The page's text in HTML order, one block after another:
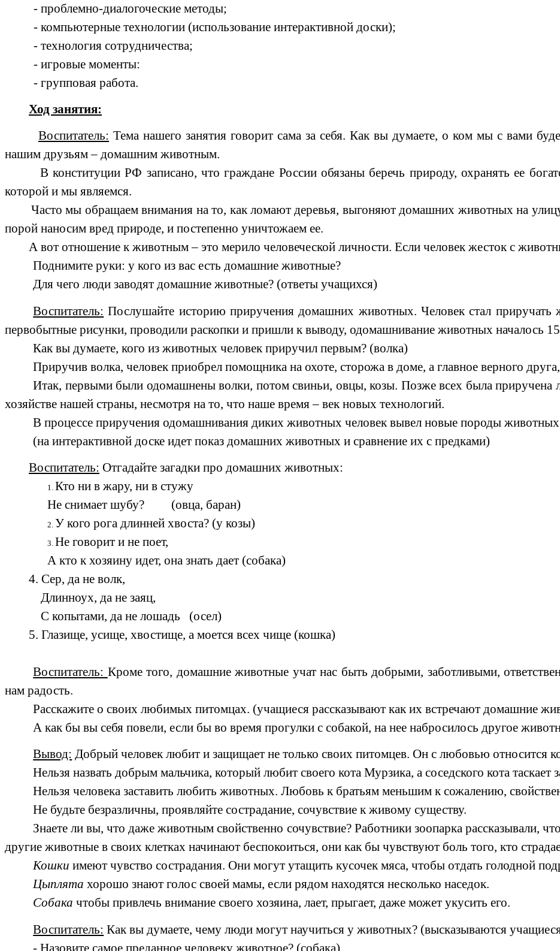
- проблемно-диалогоческие методы;
- компьютерные технологии (использование интерактивной доски);
- технология сотрудничества;
- игровые моменты:
- групповая работа.
Ход занятия:
Воспитатель: Тема нашего занятия говорит сама за себя. Как вы думаете, о ком мы с вами
нашим друзьям – домашним животным.
В конституции РФ записано, что граждане России обязаны беречь природу, охранять ее
которой и мы являемся.
Часто мы обращаем внимания на то, как ломают деревья, выгоняют домашних животных на
порой наносим вред природе, и постепенно уничтожаем ее.
А вот отношение к животным – это мерило человеческой личности. Если человек жесток с
Поднимите руки: у кого из вас есть домашние животные?
Для чего люди заводят домашние животные? (ответы учащихся)
Воспитатель: Послушайте историю приручения домашних животных. Человек стал приручать
первобытные рисунки, проводили раскопки и пришли к выводу, одомашнивание животных началось 15
Как вы думаете, кого из животных человек приручил первым? (волка)
Приручив волка, человек приобрел помощника на охоте, сторожа в доме, а главное верного
Итак, первыми были одомашнены волки, потом свиньи, овцы, козы. Позже всех была приручена
хозяйстве нашей страны, несмотря на то, что наше время – век новых технологий.
В процессе приручения одомашнивания диких животных человек вывел новые породы
(на интерактивной доске идет показ домашних животных и сравнение их с предками)
Воспитатель: Отгадайте загадки про домашних животных:
Кто ни в жару, ни в стужу
Не снимает шубу? (овца, баран)
У кого рога длинней хвоста? (у козы)
Не говорит и не поет,
А кто к хозяину идет, она знать дает (собака)
4. Сер, да не волк,
Длинноух, да не заяц,
С копытами, да не лошадь (осел)
5. Глазище, усище, хвостище, а моется всех чище (кошка)
Воспитатель: Кроме того, домашние животные учат нас быть добрыми, заботливыми,
нам радость.
Расскажите о своих любимых питомцах. (учащиеся рассказывают как их встречают домашние
А как бы вы себя повели, если бы во время прогулки с собакой, на нее набросилось другое
Вывод: Добрый человек любит и защищает не только своих питомцев. Он с любовью относится
Нельзя назвать добрым мальчика, который любит своего кота Мурзика, а соседского кота таскает
Нельзя человека заставить любить животных. Любовь к братьям меньшим к сожалению,
Не будьте безразличны, проявляйте сострадание, сочувствие к живому существу.
Знаете ли вы, что даже животным свойственно сочувствие? Работники зоопарка рассказывали,
другие животные в своих клетках начинают беспокоиться, они как бы чувствуют боль того, кто
Кошки имеют чувство сострадания. Они могут утащить кусочек мяса, чтобы отдать голодной
Цыплята хорошо знают голос своей мамы, если рядом находятся несколько наседок.
Собака чтобы привлечь внимание своего хозяина, лает, прыгает, даже может укусить его.
Воспитатель: Как вы думаете, чему люди могут научиться у животных? (высказываются
- Назовите самое преданное человеку животное? (собака)